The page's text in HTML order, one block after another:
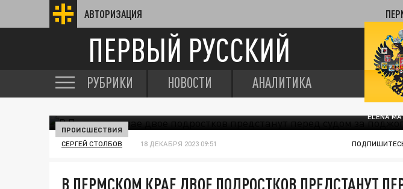
АВТОРИЗАЦИЯ
ПЕРВЫЙ РУССКИЙ
РУБРИКИ НОВОСТИ АНАЛИТИКА
ELENA
ПРОИСШЕСТВИЯ
СЕРГЕЙ СТОЛБОВ 18 ДЕКАБРЯ 2023 09:51
В ПЕРМСКОМ КРАЕ ДВОЕ ПОДРОСТКОВ ПРЕДСТАНУТ